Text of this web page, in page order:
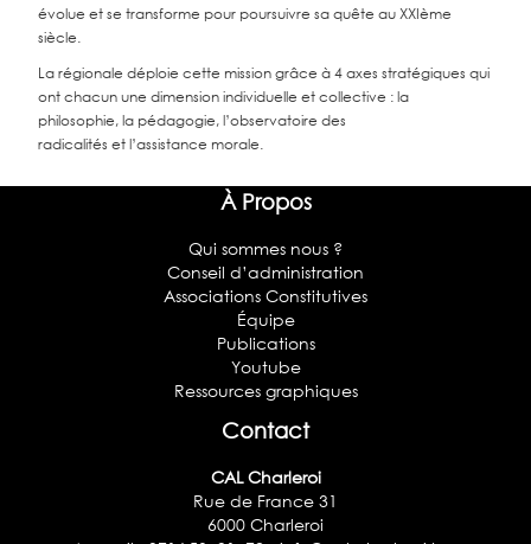
évolue et se transforme pour poursuivre sa quête au XXIème
siècle.
La régionale déploie cette mission grâce à4 axes stratégiques qui
ont chacun une dimension individuelle et collective : la
philosophie, la pédagogie, l’observatoire des
radicalités et l’assistance morale.
À Propos
Qui sommes nous ?
Conseil d’administration
Associations Constitutives
Équipe
Publications
Youtube
Ressources graphiques
Contact
CAL Charleroi
Rue de France 31
6000 Charleroi